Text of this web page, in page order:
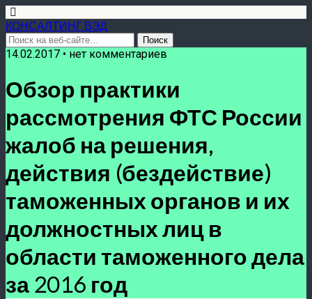
КОНСАЛТИНГ ВЭД
14.02.2017 • нет комментариев
Обзор практики
рассмотрения ФТС России
жалоб на решения,
действия (бездействие)
таможенных органов и их
должностных лиц в
области таможенного дела
за 2016 год